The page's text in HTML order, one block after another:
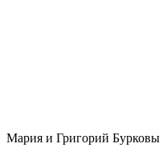
Мария и Григорий Бурковы